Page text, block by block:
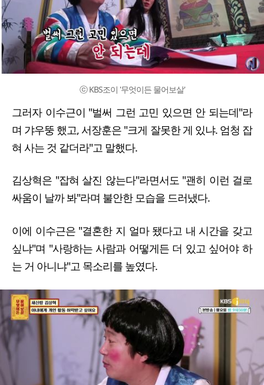
ⓒ KBS조이 '무엇이든 물어보살'
그러자 이수근이 "벌써 그런 고민 있으면 안 되는데"라
며 갸우뚱 했고, 서장훈은 "크게 잘못한 게 있냐. 엄청 잡
혀 사는 것 같더라"고 말했다.
김상혁은 "잡혀 살진 않는다"라면서도 "괜히 이런 걸로
싸움이 날까 봐"라며 불안한 모습을 드러냈다.
이에 이수근은 "결혼한 지 얼마 됐다고 내 시간을 갖고
싶냐"며 "사랑하는 사람과 어떻게든 더 있고 싶어야 하
는 거 아니냐"고 목소리를 높였다.